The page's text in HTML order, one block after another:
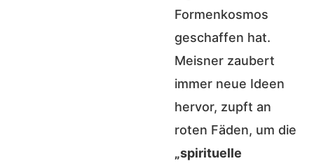
Formenkosmos
geschaffen hat.
Meisner zaubert
immer neue Ideen
hervor, zupft an
roten Fäden, um die
„spirituelle